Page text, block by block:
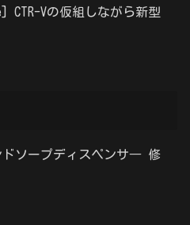
CTR-Vの仮組しながら新型
ドソープディスペンサ― 修